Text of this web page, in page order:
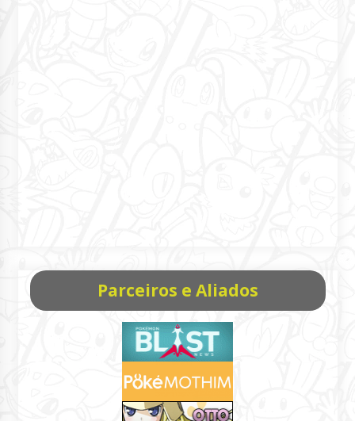
Parceiros e Aliados